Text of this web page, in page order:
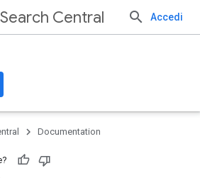
Search Central Accedi
Documentation